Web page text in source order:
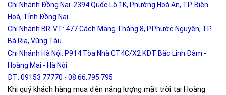
Chi Nhánh Đồng Nai: 2394 Quốc Lộ 1K, Phường Hoá An, TP. Biên
Hoà, Tỉnh Đồng Nai
Chi Nhánh BR-VT: 477 Cách Mạng Tháng 8, P.Phước Nguyên, TP.
Bà Rịa, Vũng Tàu
Chi Nhánh Hà Nội: P914 Tòa Nhà CT4C/X2 KĐT Bắc Linh Đàm -
Hoàng Mai - Hà Nội.
ĐT: 09153 77770 - 08.66.795.795
Khi quý khách hàng mua đèn năng lượng mặt trời tại Hoàng